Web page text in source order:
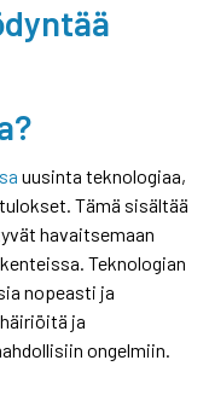
uusinta teknologiaa,
Tämä sisältää
havaitsemaan
Teknologian
nopeasti ja
ja
ongelmiin.